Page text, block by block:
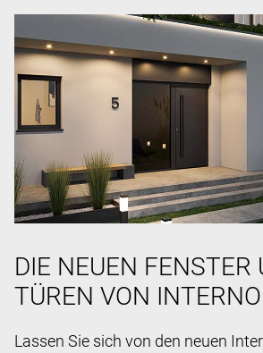
DIE NEUEN FENSTER
TÜREN VON
Lassen Sie sich von den neuen